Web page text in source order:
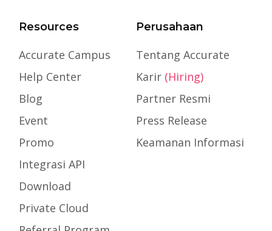
Resources
Accurate Campus
Help Center
Blog
Event
Promo
Integrasi API
Download
Private Cloud
Perusahaan
Tentang Accurate
Karir (Hiring)
Partner Resmi
Press Release
Keamanan Informasi